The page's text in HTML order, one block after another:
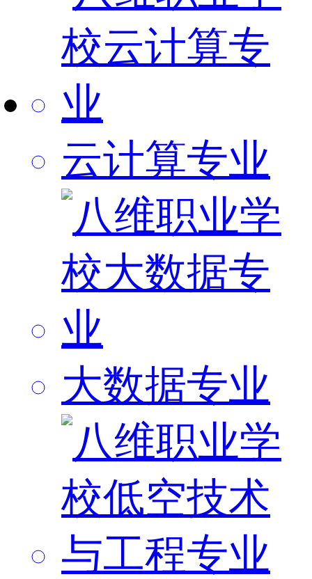
云计算专业
大数据专业